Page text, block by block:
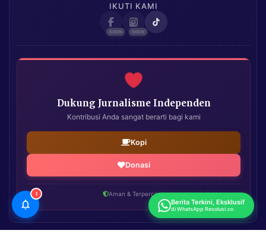
IKUTI KAMI
Dukung Jurnalisme Independen
Kontribusi Anda sangat berarti bagi kami
Kopi
Donasi
Aman & Terpercaya
!
Berita Terkini, Eksklusif
di WhatsApp Resolusi.co